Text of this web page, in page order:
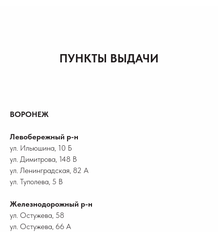
ПУНКТЫ ВЫДАЧИ
ВОРОНЕЖ
Левобережный р-н
ул. Ильюшина, 10 Б
ул. Димитрова, 148 В
ул. Ленинградская, 82 А
ул. Туполева, 5 В
Железнодорожный р-н
ул. Остужева, 58
ул. Остужева, 66 А